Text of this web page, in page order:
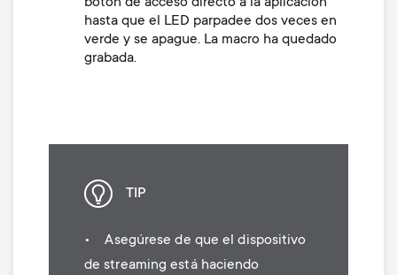
hasta que el LED parpadee dos veces en
verde y se apague. La macro ha quedado
grabada.
TIP
• Asegúrese de que el dispositivo
de streaming está haciendo